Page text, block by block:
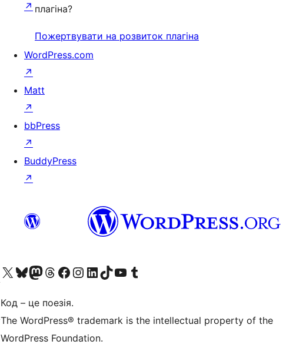
плагіна?
Пожертвувати на розвиток плагіна
↗
WordPress.com
↗
Matt
↗
bbPress
↗
BuddyPress
↗
Visit our X (formerly Twitter) account
Visit our Bluesky account
Завітайте до нашої стрічки в Mastodon
Visit our Threads account
Завітайте на нашу сторінку в Facebook
Visit our Instagram account
Visit our LinkedIn account
Visit our TikTok account
Visit our YouTube channel
Visit our Tumblr account
Код – це поезія.
The WordPress® trademark is the intellectual property of the
WordPress Foundation.